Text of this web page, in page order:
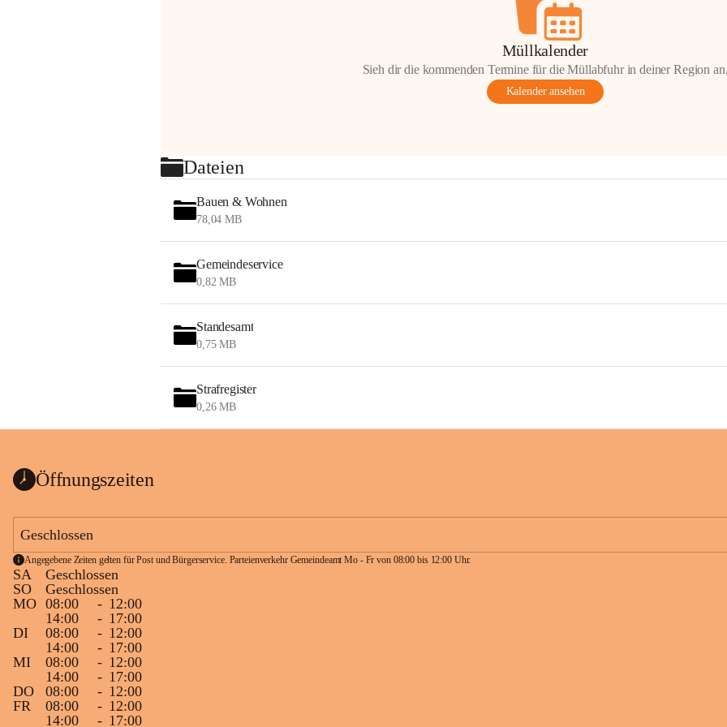
Müllkalender
Sieh dir die kommenden Termine für die Müllabfuhr in deiner Region
Kalender ansehen
Dateien
Bauen & Wohnen
78,04 MB
Gemeindeservice
0,82 MB
Standesamt
0,75 MB
Strafregister
0,26 MB
Öffnungszeiten
Geschlossen
Angegebene Zeiten gelten für Post und Bürgerservice. Parteienverkehr Gemeindeamt Mo - Fr von 08:00 bis 12:00 Uhr.
SA
Geschlossen
SO
Geschlossen
MO 08:00 - 12:00
14:00
- 17:00
DI
08:00 - 12:00
14:00
- 17:00
MI
08:00 - 12:00
14:00
- 17:00
DO
08:00 - 12:00
FR
08:00 - 12:00
14:00
- 17:00